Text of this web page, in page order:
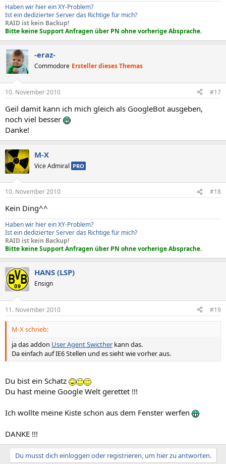
Haben wir hier ein XY-Problem?
Ist ein dedizierter Server das Richtige für mich?
RAID ist kein Backup!
Bitte keine Support Anfragen über PN ohne vorherige Absprache.
-eraz-
Commodore Ersteller dieses Themas
10. November 2010 #17
Geil damit kann ich mich gleich als GoogleBot ausgeben,
noch viel besser
Danke!
M-X
Vice Admiral PRO
10. November 2010 #18
Kein Ding^^
Haben wir hier ein XY-Problem?
Ist ein dedizierter Server das Richtige für mich?
RAID ist kein Backup!
Bitte keine Support Anfragen über PN ohne vorherige Absprache.
HANS (LSP)
Ensign
11. November 2010 #19
M-X schrieb:
ja das addon User Agent Swicther kann das.
Da einfach auf IE6 Stellen und es sieht wie vorher aus.
Du bist ein Schatz
Du hast meine Google Welt gerettet !!!
Ich wollte meine Kiste schon aus dem Fenster werfen
DANKE !!!
Du musst dich einloggen oder registrieren, um hier zu antworten.